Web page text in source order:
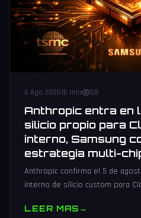
6 Ago 202616 min 58
Anthropic entra en
silicio propio para
interno, Samsung
estrategia multi-
Anthropic confirma el 5 de
interno de silicio custom para
estrategia multi-chip.
LEER MAS→